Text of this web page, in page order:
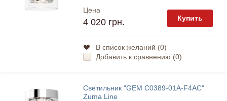
Цена
4 020 грн. Купить
В список желаний (0)
Добавить к сравнению (0)
Светильник "GEM C0389-01A-F4AC"
Zuma Line